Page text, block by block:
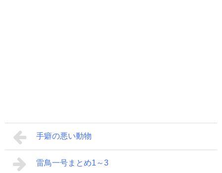
手癖の悪い動物
雷鳥一号まとめ1～3